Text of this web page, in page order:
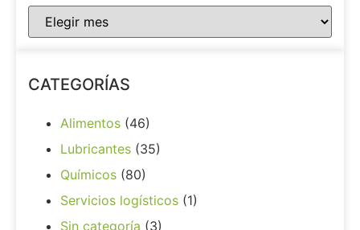
CATEGORÍAS
Alimentos (46)
Lubricantes (35)
Químicos (80)
Servicios logísticos (1)
Sin categoría (3)